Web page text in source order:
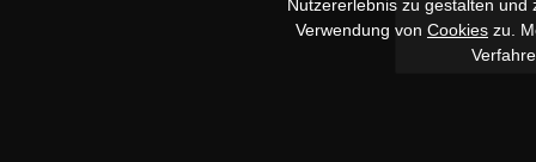
Nutzererlebnis zu gestalten
Verwendung von Cookies zu.